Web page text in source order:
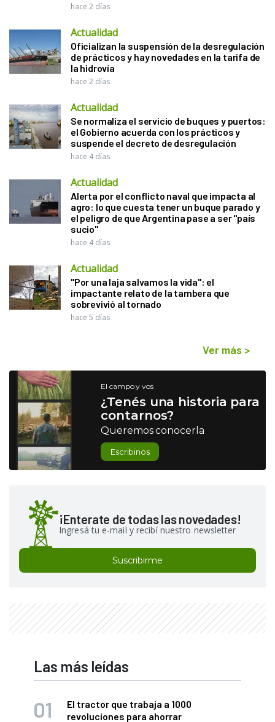
hace 2 días
Actualidad
Oficializan la suspensión de la desregulación
de prácticos y hay novedades en la tarifa de
la hidrovía
hace 2 días
Actualidad
Se normaliza el servicio de buques y puertos:
el Gobierno acuerda con los prácticos y
suspende el decreto de desregulación
hace 4 días
Actualidad
Alerta por el conflicto naval que impacta al
agro: lo que cuesta tener un buque parado y
el peligro de que Argentina pase a ser "país
sucio"
hace 4 días
Actualidad
"Por una laja salvamos la vida": el
impactante relato de la tambera que
sobrevivió al tornado
hace 5 días
Ver más >
El campo y vos
¿Tenés una historia para
contarnos?
Queremos conocerla
Escribinos
¡Enterate de todas las novedades!
Ingresá tu e-mail y recibí nuestro newsletter
Suscribirme
Las más leídas
El tractor que trabaja a 1000
revoluciones para ahorrar